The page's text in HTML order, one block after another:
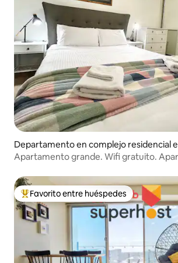
Departamento en complejo residencial
rth Adelaide
Apartamento grande. Wifi gratuito.
Favorito entre los huéspedes más
Favorito entre huéspedes